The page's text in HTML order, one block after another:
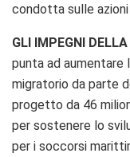
condotta sulle azioni
GLI IMPEGNI
punta ad
migratorio da parte
progetto da 46
per sostenere lo
per i soccorsi